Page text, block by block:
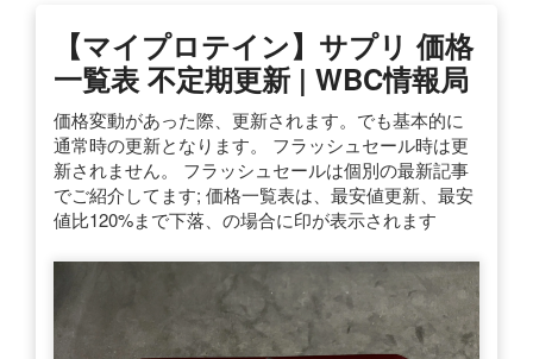
【マイプロテイン】サプリ 価格
一覧表 不定期更新 | WBC情報局
価格変動があった際、更新されます。でも基本的に
通常時の更新となります。 フラッシュセール時は更
新されません。 フラッシュセールは個別の最新記事
でご紹介してます; 価格一覧表は、最安値更新、最安
値比120%まで下落、の場合に印が表示されます